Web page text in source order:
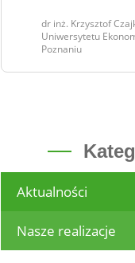
dr inż. Krzysztof
Uniwersytetu
Poznaniu
Aktualności
Nasze realizacje